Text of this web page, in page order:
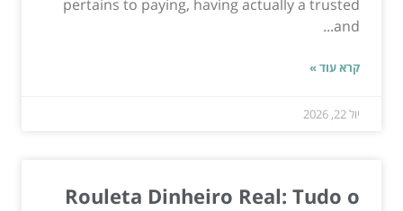
pertains to paying, having actually a trusted
and...
קרא עוד »
יול 22, 2026
Rouleta Dinheiro Real: Tudo o